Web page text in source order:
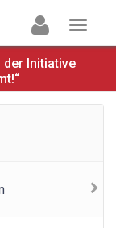
der Initiative